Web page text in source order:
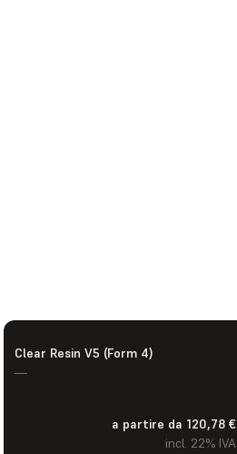
Clear Resin V5 (Form 4)
—
a partire da 120,78 €
incl. 22% IVA